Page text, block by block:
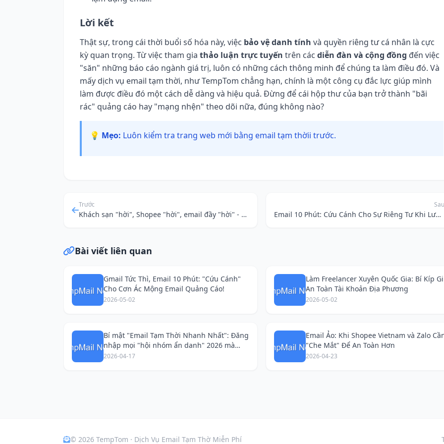
Lời kết
Thật sự, trong cái thời buổi số hóa này, việc bảo vệ danh tính và quyền riêng tư cá nhân là cực
kỳ quan trọng. Từ việc tham gia thảo luận trực tuyến trên các diễn đàn và cộng đồng đến việc
"săn" những báo cáo ngành giá trị, luôn có những cách thông minh để chúng ta làm điều đó. Và
mấy dịch vụ email tạm thời, như TempTom chẳng hạn, chính là một công cụ đắc lực giúp mình
làm được điều đó một cách dễ dàng và hiệu quả. Đừng để cái hộp thư của bạn trở thành "bãi
rác" quảng cáo hay "mạng nhện" theo dõi nữa, đúng không nào?
💡 Mẹo: Luôn kiểm tra trang web mới bằng email tạm thờii trước.
Trước
Khách sạn "hời", Shopee "hời", email đầy "hời" - Làm sao để "dọn rác" hộp thư?
Sau
Email 10 Phút: Cứu Cánh Cho Sự Riêng Tư Khi Lướt Web, Từ Shopee Đến Mạng Xã Hội Ẩn Danh
Bài viết liên quan
Gmail Tức Thì, Email 10 Phút: "Cứu Cánh"
Cho Cơn Ác Mộng Email Quảng Cáo!
2026-05-02
Làm Freelancer Xuyên Quốc Gia: Bí Kíp
An Toàn Tài Khoản Địa Phương
2026-05-02
Bí mật "Email Tạm Thời Nhanh Nhất": Đăng
nhập mọi "hội nhóm ẩn danh" 2026 mà
không lộ diện!
2026-04-17
Email Ảo: Khi Shopee Vietnam và Zalo
"Che Mắt" Để An Toàn Hơn
2026-04-23
© 2026 TempTom · Dịch Vụ Email Tạm Thờ Miễn Phí